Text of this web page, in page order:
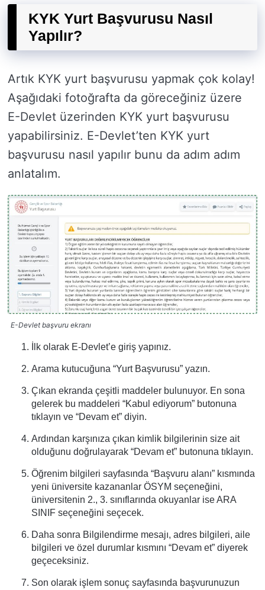
KYK Yurt Başvurusu Nasıl
Yapılır?
Artık KYK yurt başvurusu yapmak çok kolay!
Aşağıdaki fotoğrafta da göreceğiniz üzere
E-Devlet üzerinden KYK yurt başvurusu
yapabilirsiniz. E-Devlet’ten KYK yurt
başvurusu nasıl yapılır bunu da adım adım
anlatalım.
E-Devlet başvuru ekranı
İlk olarak E-Devlet’e giriş yapınız.
Arama kutucuğuna “Yurt Başvurusu” yazın.
Çıkan ekranda çeşitli maddeler bulunuyor. En sona
gelerek bu maddeleri “Kabul ediyorum” butonuna
tıklayın ve “Devam et” diyin.
Ardından karşınıza çıkan kimlik bilgilerinin size ait
olduğunu doğrulayarak “Devam et” butonuna tıklayın.
Öğrenim bilgileri sayfasında “Başvuru alanı” kısmında
yeni üniversite kazananlar ÖSYM seçeneğini,
üniversitenin 2., 3. sınıflarında okuyanlar ise ARA
SINIF seçeneğini seçecek.
Daha sonra Bilgilendirme mesajı, adres bilgileri, aile
bilgileri ve özel durumlar kısmını “Devam et” diyerek
geçeceksiniz.
Son olarak işlem sonuç sayfasında başvurunuzun